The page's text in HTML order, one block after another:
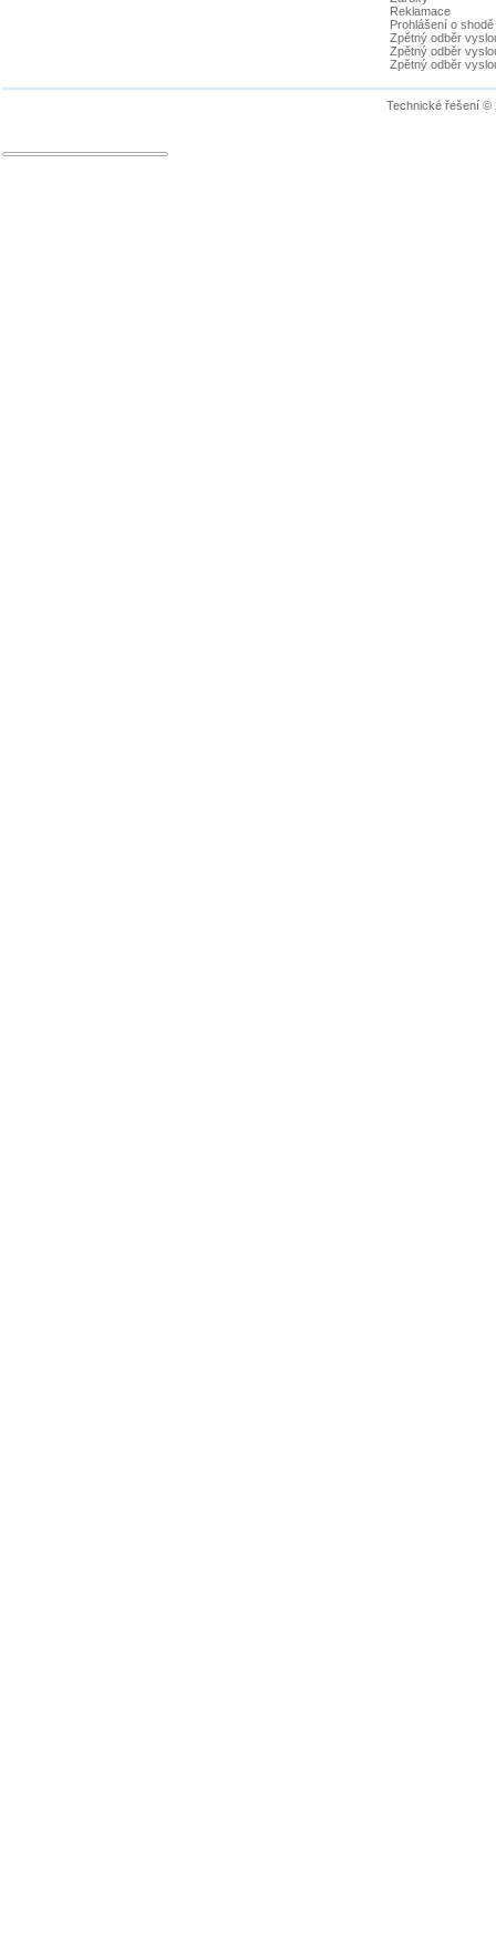
Reklamace
Prohlášení o shodě
Zpětný odběr
Zpětný odběr
Zpětný odběr
Technické řešení ©